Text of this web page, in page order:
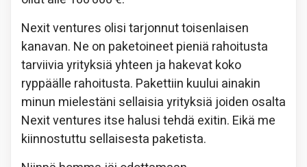
Nexit ventures olisi tarjonnut toisenlaisen
kanavan. Ne on paketoineet pieniä rahoitusta
tarviivia yrityksiä yhteen ja hakevat koko
ryppäälle rahoitusta. Pakettiin kuului ainakin
minun mielestäni sellaisia yrityksiä joiden osalta
Nexit ventures itse halusi tehdä exitin. Eikä me
kiinnostuttu sellaisesta paketista.